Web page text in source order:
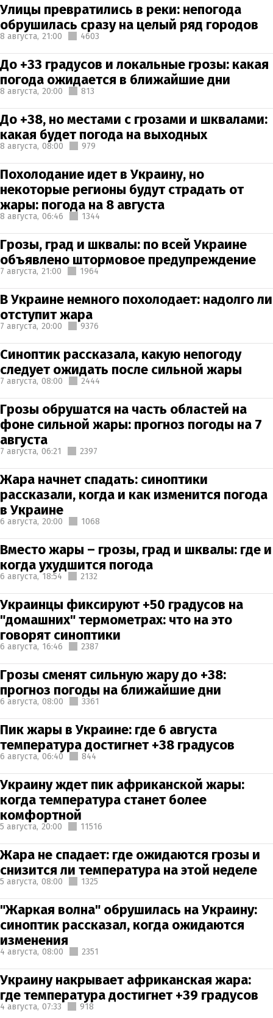
Улицы превратились в реки: непогода
обрушилась сразу на целый ряд городов
8 августа, 21:00 4603
До +33 градусов и локальные грозы: какая
погода ожидается в ближайшие дни
8 августа, 20:00 813
До +38, но местами с грозами и шквалами:
какая будет погода на выходных
8 августа, 08:00 979
Похолодание идет в Украину, но
некоторые регионы будут страдать от
жары: погода на 8 августа
8 августа, 06:46 1344
Грозы, град и шквалы: по всей Украине
объявлено штормовое предупреждение
7 августа, 21:00 1964
В Украине немного похолодает: надолго ли
отступит жара
7 августа, 20:00 9376
Синоптик рассказала, какую непогоду
следует ожидать после сильной жары
7 августа, 08:00 2444
Грозы обрушатся на часть областей на
фоне сильной жары: прогноз погоды на 7
августа
7 августа, 06:21 2397
Жара начнет спадать: синоптики
рассказали, когда и как изменится погода
в Украине
6 августа, 20:00 1068
Вместо жары – грозы, град и шквалы: где и
когда ухудшится погода
6 августа, 18:54 2132
Украинцы фиксируют +50 градусов на
"домашних" термометрах: что на это
говорят синоптики
6 августа, 16:46 2387
Грозы сменят сильную жару до +38:
прогноз погоды на ближайшие дни
6 августа, 08:00 3361
Пик жары в Украине: где 6 августа
температура достигнет +38 градусов
6 августа, 06:40 844
Украину ждет пик африканской жары:
когда температура станет более
комфортной
5 августа, 20:00 11516
Жара не спадает: где ожидаются грозы и
снизится ли температура на этой неделе
5 августа, 08:00 1325
"Жаркая волна" обрушилась на Украину:
синоптик рассказал, когда ожидаются
изменения
4 августа, 08:00 2351
Украину накрывает африканская жара:
где температура достигнет +39 градусов
4 августа, 07:33 918